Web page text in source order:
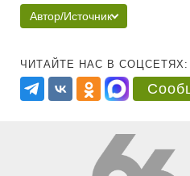
Автор/Источник
ЧИТАЙТЕ НАС В СОЦСЕТЯХ: